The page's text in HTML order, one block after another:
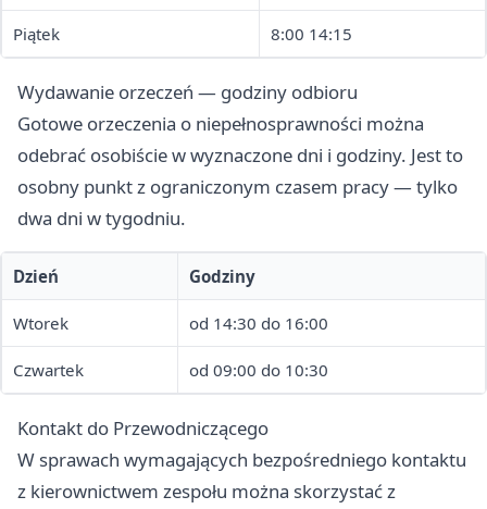
Piątek 8:00 14:15
Wydawanie orzeczeń — godziny odbioru
Gotowe orzeczenia o niepełnosprawności można
odebrać osobiście w wyznaczone dni i godziny. Jest to
osobny punkt z ograniczonym czasem pracy — tylko
dwa dni w tygodniu.
Dzień Godziny
Wtorek od 14:30 do 16:00
Czwartek od 09:00 do 10:30
Kontakt do Przewodniczącego
W sprawach wymagających bezpośredniego kontaktu
z kierownictwem zespołu można skorzystać z